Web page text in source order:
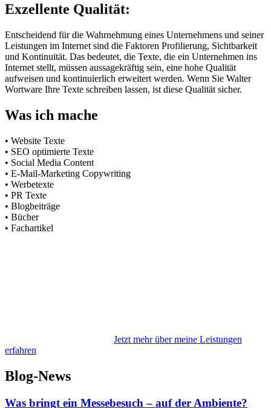
Exzellente Qualität:
Entscheidend für die Wahrnehmung eines Unternehmens und seiner
Leistungen im Internet sind die Faktoren Profilierung, Sichtbarkeit
und Kontinuität. Das bedeutet, die Texte, die ein Unternehmen ins
Internet stellt, müssen aussagekräftig sein, eine hohe Qualität
aufweisen und kontinuierlich erweitert werden. Wenn Sie Walter
Wortware Ihre Texte schreiben lassen, ist diese Qualität sicher.
Was ich mache
• Website Texte
• SEO optimierte Texte
• Social Media Content
• E-Mail-Marketing Copywriting
• Werbetexte
• PR Texte
• Blogbeiträge
• Bücher
• Fachartikel
Jetzt mehr über meine Leistungen
erfahren
Blog-News
Was bringt ein Messebesuch – auf der Ambiente?